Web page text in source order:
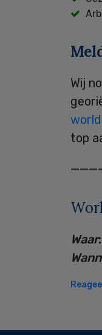
Wij
top
Waar